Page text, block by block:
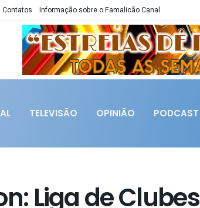
Contatos Informação sobre o Famalicão Canal
TELEVISÃO OPINIÃO PODCAST
Liga de Clubes